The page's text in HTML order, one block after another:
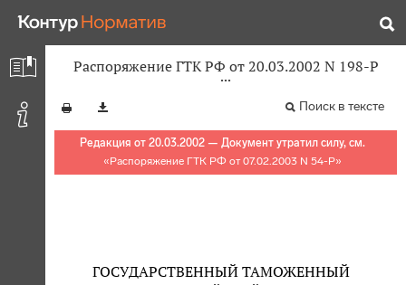
Распоряжение ГТК РФ от 20.03.2002 N 198-Р
Поиск в тексте
Редакция от 20.03.2002 — Документ утратил силу, см.
«Распоряжение ГТК РФ от 07.02.2003 N 54-Р»
ГОСУДАРСТВЕННЫЙ ТАМОЖЕННЫЙ